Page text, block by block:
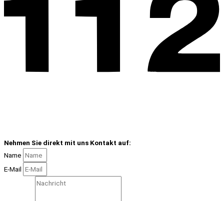
Nehmen Sie direkt mit uns Kontakt auf:
Name
E-Mail